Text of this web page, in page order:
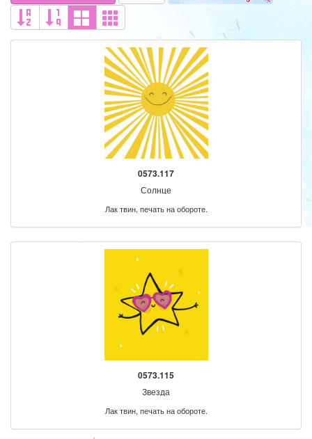
0573.117
Солнце
Лак твин, печать на обороте.
0573.115
Звезда
Лак твин, печать на обороте.